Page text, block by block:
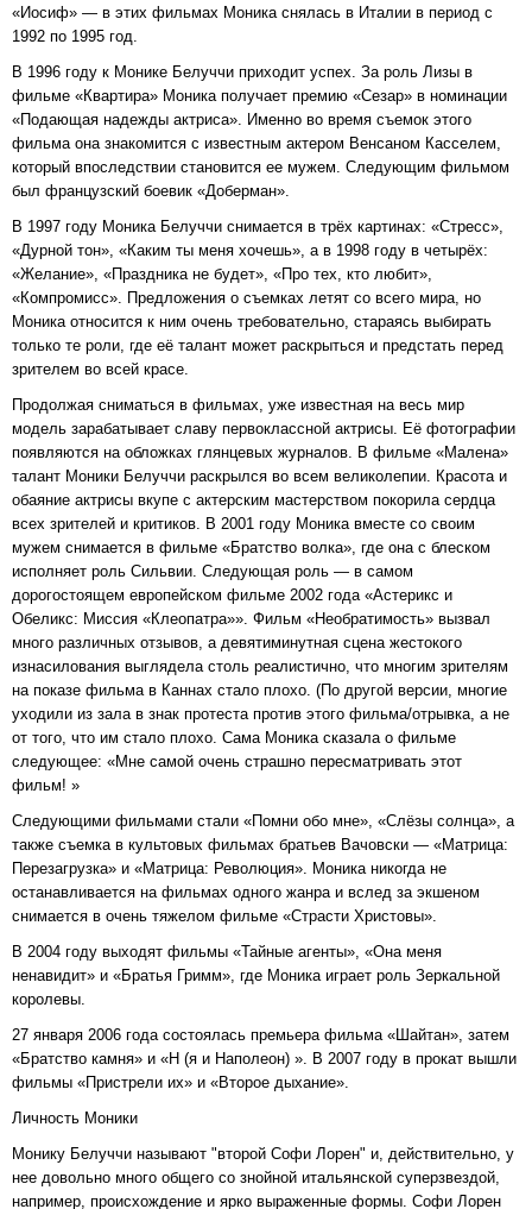
«Иосиф» — в этих фильмах Моника снялась в Италии в период с
1992 по 1995 год.
В 1996 году к Монике Белуччи приходит успех. За роль Лизы в
фильме «Квартира» Моника получает премию «Сезар» в номинации
«Подающая надежды актриса». Именно во время съемок этого
фильма она знакомится с известным актером Венсаном Касселем,
который впоследствии становится ее мужем. Следующим фильмом
был французский боевик «Доберман».
В 1997 году Моника Белуччи снимается в трёх картинах: «Стресс»,
«Дурной тон», «Каким ты меня хочешь», а в 1998 году в четырёх:
«Желание», «Праздника не будет», «Про тех, кто любит»,
«Компромисс». Предложения о съемках летят со всего мира, но
Моника относится к ним очень требовательно, стараясь выбирать
только те роли, где её талант может раскрыться и предстать перед
зрителем во всей красе.
Продолжая сниматься в фильмах, уже известная на весь мир
модель зарабатывает славу первоклассной актрисы. Её фотографии
появляются на обложках глянцевых журналов. В фильме «Малена»
талант Моники Белуччи раскрылся во всем великолепии. Красота и
обаяние актрисы вкупе с актерским мастерством покорила сердца
всех зрителей и критиков. В 2001 году Моника вместе со своим
мужем снимается в фильме «Братство волка», где она с блеском
исполняет роль Сильвии. Следующая роль — в самом
дорогостоящем европейском фильме 2002 года «Астерикс и
Обеликс: Миссия «Клеопатра»». Фильм «Необратимость» вызвал
много различных отзывов, а девятиминутная сцена жестокого
изнасилования выглядела столь реалистично, что многим зрителям
на показе фильма в Каннах стало плохо. (По другой версии, многие
уходили из зала в знак протеста против этого фильма/отрывка, а не
от того, что им стало плохо. Сама Моника сказала о фильме
следующее: «Мне самой очень страшно пересматривать этот
фильм! »
Следующими фильмами стали «Помни обо мне», «Слёзы солнца», а
также съемка в культовых фильмах братьев Вачовски — «Матрица:
Перезагрузка» и «Матрица: Революция». Моника никогда не
останавливается на фильмах одного жанра и вслед за экшеном
снимается в очень тяжелом фильме «Страсти Христовы».
В 2004 году выходят фильмы «Тайные агенты», «Она меня
ненавидит» и «Братья Гримм», где Моника играет роль Зеркальной
королевы.
27 января 2006 года состоялась премьера фильма «Шайтан», затем
«Братство камня» и «Н (я и Наполеон) ». В 2007 году в прокат вышли
фильмы «Пристрели их» и «Второе дыхание».
Личность Моники
Монику Белуччи называют "второй Софи Лорен" и, действительно, у
нее довольно много общего со знойной итальянской суперзвездой,
например, происхождение и ярко выраженные формы. Софи Лорен